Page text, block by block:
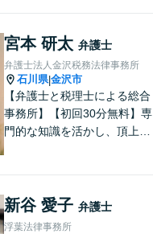
ルも対応可能【メール相談／
ビデオ面談可】【土曜日も対
応】
宮本 研太 弁護士
弁護士法人金沢税務法律事務所
石川県|金沢市
【弁護士と税理士による総合
事務所】【初回30分無料】専
門的な知識を活かし、頂上＝
ジあります。
新谷 愛子 弁護士
浮葉法律事務所